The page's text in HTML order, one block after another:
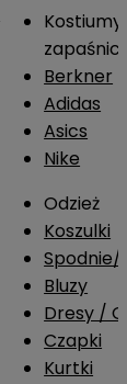
Kostiumy
Berkner
Adidas
Asics
Nike
Odzież
Koszulki
Spodnie/
Bluzy
Dresy /
Czapki
Kurtki